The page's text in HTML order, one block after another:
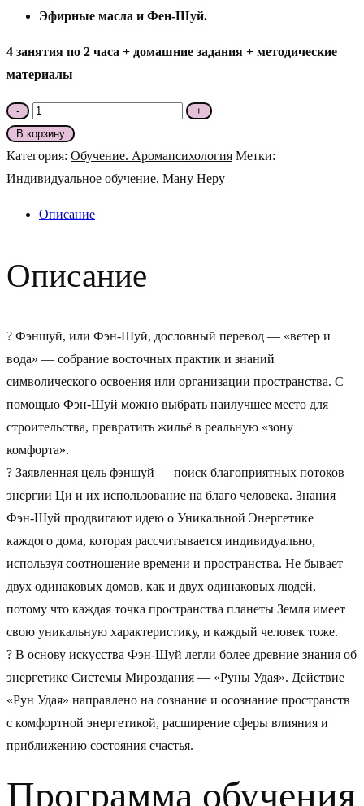
Эфирные масла и Фен-Шуй.
4 занятия по 2 часа + домашние задания + методические
материалы
-
Количество
товара
Программа
обучения
Удая
Фэн-
Шуй,
зоны
комфортной
энергетики»
+
В корзину
Категория: Обучение. Аромапсихология Метки:
Индивидуальное обучение, Ману Неру
Описание
Описание
? Фэншуй, или Фэн-Шуй, дословный перевод — «ветер и
вода» — собрание восточных практик и знаний
символического освоения или организации пространства. С
помощью Фэн-Шуй можно выбрать наилучшее место для
строительства, превратить жильё в реальную «зону
комфорта».
? Заявленная цель фэншуй — поиск благоприятных потоков
энергии Ци и их использование на благо человека. Знания
Фэн-Шуй продвигают идею о Уникальной Энергетике
каждого дома, которая рассчитывается индивидуально,
используя соотношение времени и пространства. Не бывает
двух одинаковых домов, как и двух одинаковых людей,
потому что каждая точка пространства планеты Земля имеет
свою уникальную характеристику, и каждый человек тоже.
? В основу искусства Фэн-Шуй легли более древние знания об
энергетике Системы Мироздания — «Руны Удая». Действие
«Рун Удая» направлено на сознание и осознание пространств
с комфортной энергетикой, расширение сферы влияния и
приближению состояния счастья.
Программа обучения